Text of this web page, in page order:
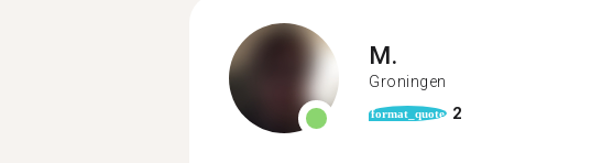
M.
Groningen
format_quote 2